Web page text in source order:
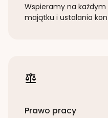
Wspieramy na każdym
majątku i ustalania
Prawo pracy